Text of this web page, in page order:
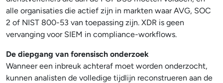
alle organisaties die actief zijn in markten waar AVG, SOC
2 of NIST 800-53 van toepassing zijn. XDR is geen
vervanging voor SIEM in compliance-workflows.
De diepgang van forensisch onderzoek
Wanneer een inbreuk achteraf moet worden onderzocht,
kunnen analisten de volledige tijdlijn reconstrueren aan de